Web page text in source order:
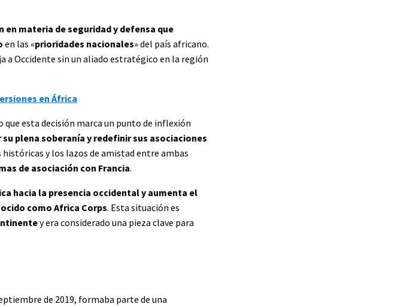
en materia de seguridad y defensa que
en las «prioridades nacionales» del país africano.
a Occidente sin un aliado estratégico en la región
en África
esta decisión marca un punto de inflexión
plena soberanía y redefinir sus asociaciones
y los lazos de amistad entre ambas
de asociación con Francia.
hacia la presencia occidental y aumenta el
como Africa Corps. Esta situación es
y era considerado una pieza clave para
de 2019, formaba parte de una